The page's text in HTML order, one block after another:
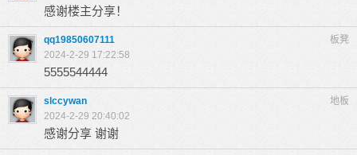
感谢楼主分享！
板凳
qq19850607111
2024-2-29 17:22:58
5555544444
地板
slccywan
2024-2-29 20:40:02
感谢分享 谢谢